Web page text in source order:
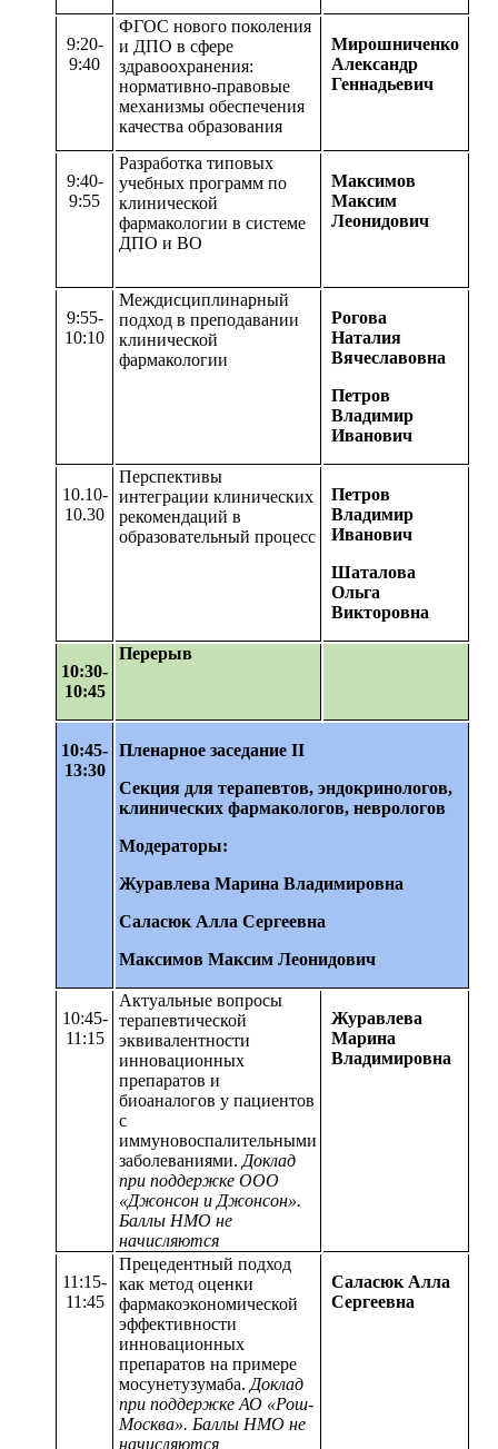
9:20-
9:40
ФГОС нового поколения
и ДПО в сфере
здравоохранения:
нормативно-правовые
механизмы обеспечения
качества образования
Мирошниченко
Александр
Геннадьевич
9:40-
9:55
Разработка типовых
учебных программ по
клинической
фармакологии в системе
ДПО и ВО
Максимов
Максим
Леонидович
9:55-
10:10
Междисциплинарный
подход в преподавании
клинической
фармакологии
Рогова
Наталия
Вячеславовна
Петров
Владимир
Иванович
10.10-
10.30
Перспективы
интеграции клинических
рекомендаций в
образовательный процесс
Петров
Владимир
Иванович
Шаталова
Ольга
Викторовна
10:30-
10:45
Перерыв
10:45-
13:30
Пленарное заседание II
Секция для терапевтов, эндокринологов,
клинических фармакологов, неврологов
Модераторы:
Журавлева Марина Владимировна
Саласюк Алла Сергеевна
Максимов Максим Леонидович
10:45-
11:15
Актуальные вопросы
терапевтической
эквивалентности
инновационных
препаратов и
биоаналогов у пациентов
с
иммуновоспалительными
заболеваниями. Доклад
при поддержке ООО
«Джонсон и Джонсон».
Баллы НМО не
начисляются
Журавлева
Марина
Владимировна
11:15-
11:45
Прецедентный подход
как метод оценки
фармакоэкономической
эффективности
инновационных
препаратов на примере
мосунетузумаба. Доклад
при поддержке АО «Рош-
Москва». Баллы НМО не
начисляются
Саласюк Алла
Сергеевна